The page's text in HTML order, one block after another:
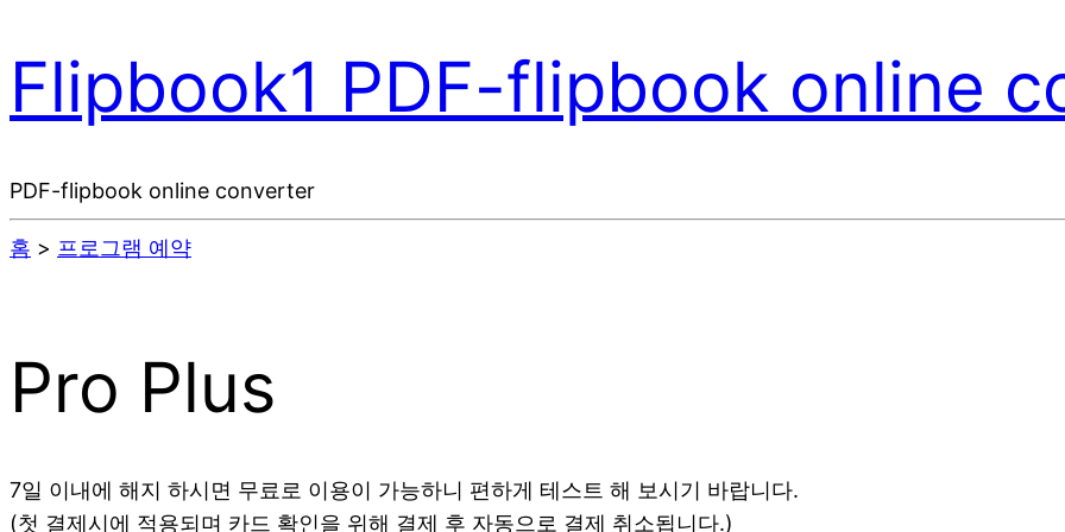
Flipbook1 PDF-flipbook online
PDF-flipbook online converter
홈 > 프로그램 예약
Pro Plus
7일 이내에 해지 하시면 무료로 이용이 가능하니 편하게 테스트 해 보시기 바랍니다.
(첫 결제시에 적용되며 카드 확인을 위해 결제 후 자동으로 결제 취소됩니다.)